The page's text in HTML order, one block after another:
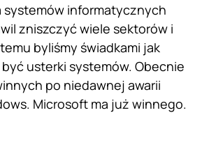
systemów informatycznych
zniszczyć wiele sektorów i
byliśmy świadkami jak
usterki systemów. Obecnie
po niedawnej awarii
Microsoft ma już winnego.